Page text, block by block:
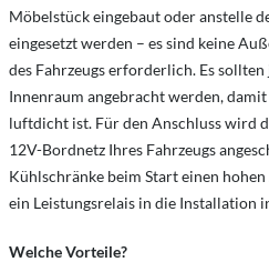
Möbelstück eingebaut oder anstelle
eingesetzt werden – es sind keine
des Fahrzeugs erforderlich. Es
Innenraum angebracht werden,
luftdicht ist. Für den Anschluss wird
12V-Bordnetz Ihres Fahrzeugs
Kühlschränke beim Start einen
ein Leistungsrelais in die Installation
Welche Vorteile?